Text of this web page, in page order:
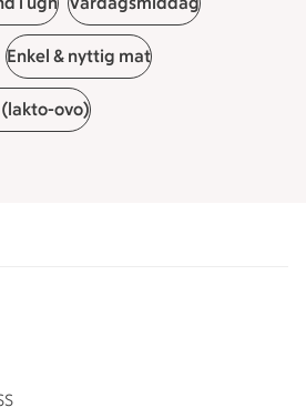
Enkel & nyttig mat
ovo)